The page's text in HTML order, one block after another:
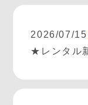
2026/07/15
★レンタル